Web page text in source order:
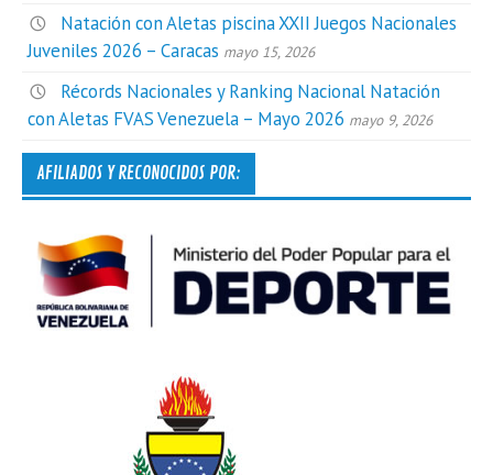
Natación con Aletas piscina XXII Juegos Nacionales
Juveniles 2026 – Caracas mayo 15, 2026
Récords Nacionales y Ranking Nacional Natación
con Aletas FVAS Venezuela – Mayo 2026 mayo 9, 2026
AFILIADOS Y RECONOCIDOS POR: